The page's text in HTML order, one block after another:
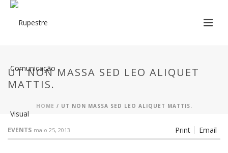
UT NON MASSA SED LEO ALIQUET
MATTIS.
HOME / UT NON MASSA SED LEO ALIQUET MATTIS.
Print Email
EVENTS maio 25, 2013